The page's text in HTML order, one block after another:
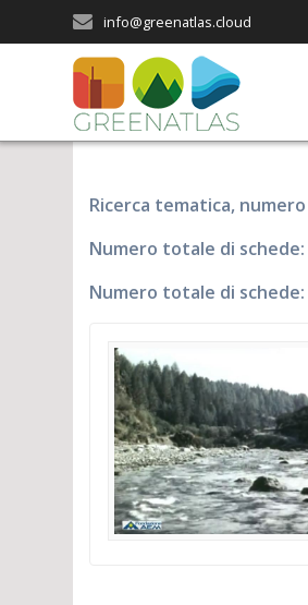
al
contenuto
info@greenatlas.cloud
Ricerca tematica,
Numero totale di schede:
Numero totale di schede: